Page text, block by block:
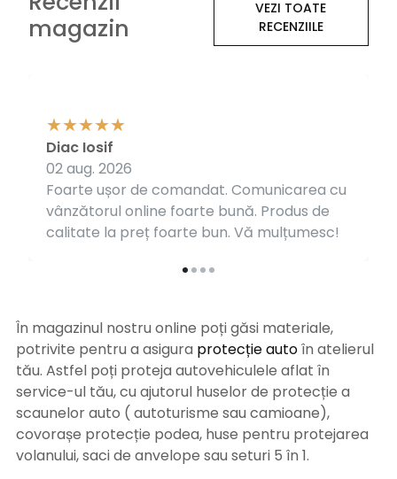
magazin
VEZI TOATE
RECENZIILE
Foarte ușor de comandat. Comunicarea cu
vânzătorul online foarte bună. Produs de
calitate la preț foarte bun. Vă mulțumesc!
Diac Iosif
02 aug. 2026
În magazinul nostru online poți găsi materiale,
potrivite pentru a asigura protecție autoîn atelierul
tău. Astfel poți proteja autovehiculele aflat în
service-ul tău, cu ajutorul huselor de protecție a
scaunelor auto ( autoturisme sau camioane),
covorașe protecție podea, huse pentru protejarea
volanului, saci de anvelope sau seturi 5 în 1.